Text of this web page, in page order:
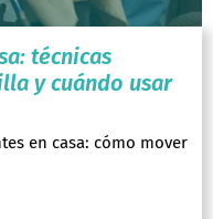
técnicas
y cuándo usar
en casa: cómo mover